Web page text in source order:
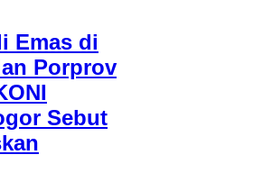
Emas di
Porprov
Sebut